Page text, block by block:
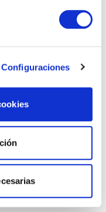
Configuraciones